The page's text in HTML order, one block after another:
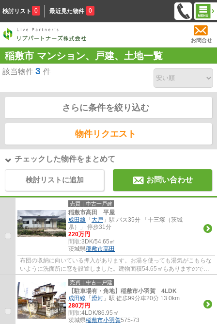
検討リスト 0 最近見た物件 0
お問合せ
稲敷市 マンション、戸建、土地一覧
該当物件 3 件
さらに条件を絞り込む
物件リクエスト
チェックした物件をまとめて
検討リストに追加 お問い合わせ
売買｜中古一戸建
稲敷市高田 平屋
成田線 「 大戸 」駅 バス35分 「十三塚（茨城
県）」 停歩31分
220万円
間取:3DK/54.65㎡
茨城県稲敷市高田
布団の収納に向いている押入があります。お湯を使っても湯気がこもらな
いように洗面所に窓を設置しました。建物面積54.65㎡もありますので、
ご検討ください。浴室に窓があれば空気の入...
売買｜中古一戸建
【駐車場有・角地】稲敷市小羽賀 4LDK
成田線 「 滑河 」駅 徒歩99分車20分 13.0km
280万円
間取:4LDK/86.95㎡
茨城県稲敷市小羽賀575-73